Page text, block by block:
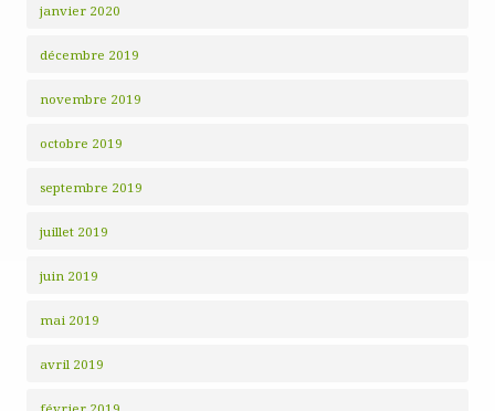
janvier 2020
décembre 2019
novembre 2019
octobre 2019
septembre 2019
juillet 2019
juin 2019
mai 2019
avril 2019